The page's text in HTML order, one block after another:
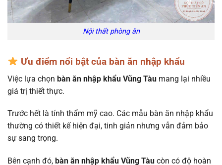
Nội thất phòng ăn
Ưu điểm nổi bật của bàn ăn nhập khẩu
Việc lựa chọn bàn ăn nhập khẩu Vũng Tàu mang lại nhiều
giá trị thiết thực.
Trước hết là tính thẩm mỹ cao. Các mẫu bàn ăn nhập khẩu
thường có thiết kế hiện đại, tinh giản nhưng vẫn đảm bảo
sự sang trọng.
Bên cạnh đó, bàn ăn nhập khẩu Vũng Tàu còn có độ hoàn